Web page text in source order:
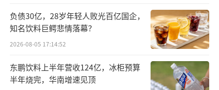
2023年，沙特阿美全资子公司AOC斥资24
6亿元成为荣盛石化股东，拿下公司10.13亿股
股份。彼时，不差钱且更加注重业务效应的沙
特阿美付出了约九成溢价，这也意味着其一开
始就是以亏损开局。
负债30亿，28岁年轻人败光百亿国企，
知名饮料巨鳄悲情落幕？
2026-08-05 17:14:52
东鹏饮料上半年营收124亿，冰柜预算
半年烧完，华南增速见顶